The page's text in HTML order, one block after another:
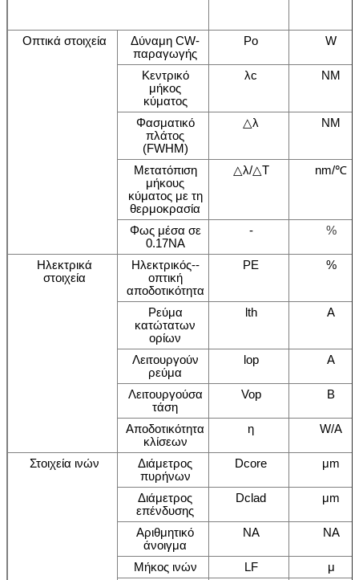
Οπτικά στοιχεία
Δύναμη CW-
παραγωγής
Po W
Κεντρικό
μήκος
κύματος
λc NM
Φασματικό
πλάτος
(FWHM)
△λ NM
Μετατόπιση
μήκους
κύματος με τη
θερμοκρασία
△λ/△T nm/℃
Φως μέσα σε
0.17NA
- %
Ηλεκτρικά
στοιχεία
Ηλεκτρικός--
οπτική
αποδοτικότητα
PE %
Ρεύμα
κατώτατων
ορίων
lth Α
Λειτουργούν
ρεύμα
lop Α
Λειτουργούσα
τάση
Vop Β
Αποδοτικότητα
κλίσεων
η W/A
Στοιχεία ινών
Διάμετρος
πυρήνων
Dcore μm
Διάμετρος
επένδυσης
Dclad μm
Αριθμητικό
άνοιγμα
NA NA
Μήκος ινών LF
μ